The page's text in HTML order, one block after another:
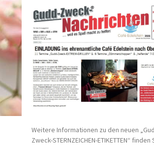
Weitere Informationen zu den neuen
Zweck-STERNZEICHEN-ETIKETTEN“